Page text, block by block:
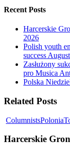
Recent Posts
Harcerskie
2026
Polish youth
success
Zasłużony
pro Musica
Polska
Related Posts
ColumnistsPolonia
Harcerskie